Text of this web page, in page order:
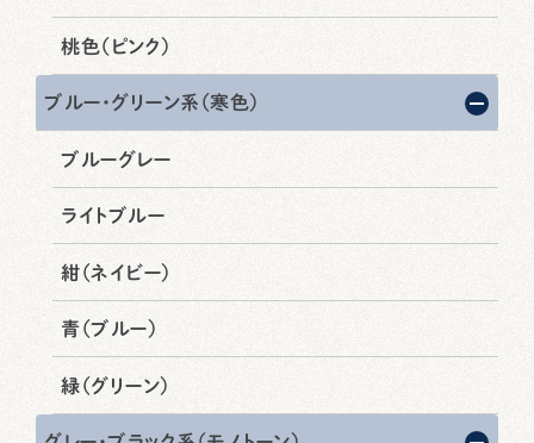
桃色（ピンク）
ブルー・グリーン系（寒色）
ブルーグレー
ライトブルー
紺（ネイビー）
青（ブルー）
緑（グリーン）